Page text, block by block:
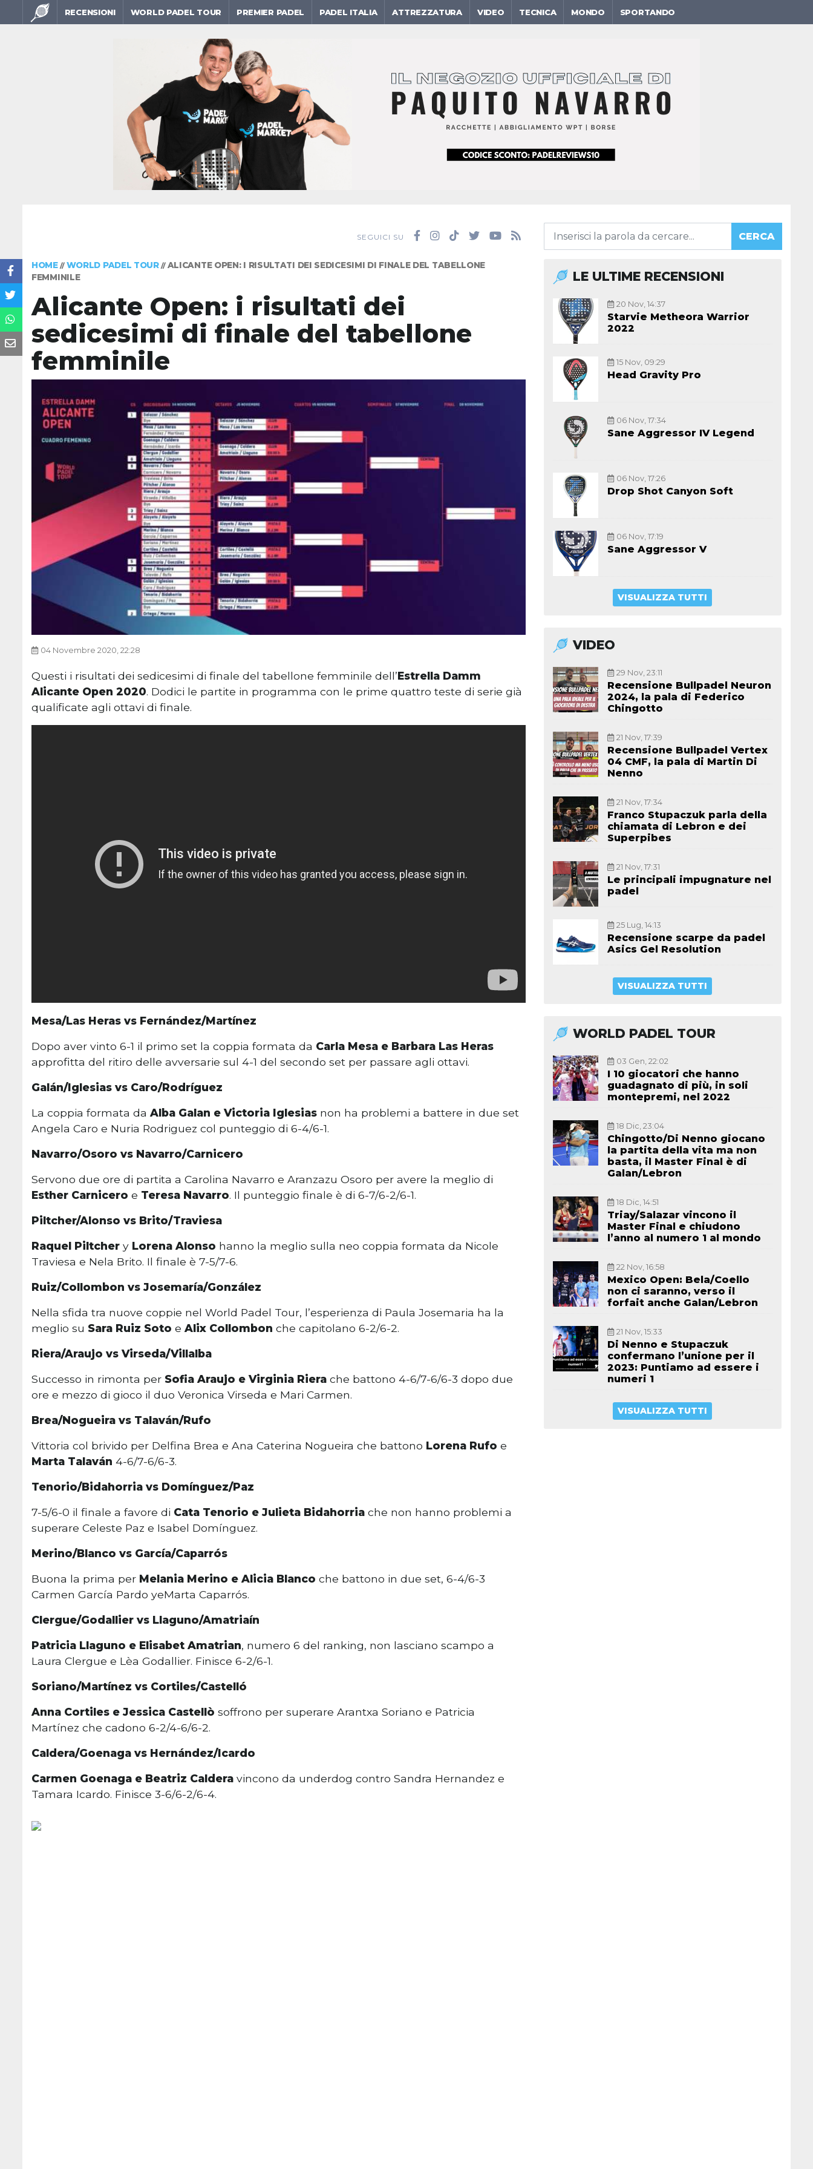
RECENSIONI WORLD PADEL TOUR PREMIER PADEL PADEL ITALIA ATTREZZATURA VIDEO TECNICA MONDO SPORTANDO
SEGUICI SU CERCA
HOME// WORLD PADEL TOUR// ALICANTE OPEN: I RISULTATI DEI SEDICESIMI DI FINALE DEL TABELLONE
FEMMINILE
Alicante Open: i risultati dei
sedicesimi di finale del tabellone
femminile
04 Novembre 2020, 22:28
Questi i risultati dei sedicesimi di finale del tabellone femminile dell’Estrella Damm
Alicante Open 2020. Dodici le partite in programma con le prime quattro teste di serie già
qualificate agli ottavi di finale.
Mesa/Las Heras vs Fernández/Martínez
Dopo aver vinto 6-1 il primo set la coppia formata da Carla Mesa e Barbara Las Heras
approfitta del ritiro delle avversarie sul 4-1 del secondo set per passare agli ottavi.
Galán/Iglesias vs Caro/Rodríguez
La coppia formata da Alba Galan e Victoria Iglesias non ha problemi a battere in due set
Angela Caro e Nuria Rodriguez col punteggio di 6-4/6-1.
Navarro/Osoro vs Navarro/Carnicero
Servono due ore di partita a Carolina Navarro e Aranzazu Osoro per avere la meglio di
Esther Carnicero e Teresa Navarro. Il punteggio finale è di 6-7/6-2/6-1.
Piltcher/Alonso vs Brito/Traviesa
Raquel Piltcher y Lorena Alonso hanno la meglio sulla neo coppia formata da Nicole
Traviesa e Nela Brito. Il finale è 7-5/7-6.
Ruiz/Collombon vs Josemaría/González
Nella sfida tra nuove coppie nel World Padel Tour, l’esperienza di Paula Josemaria ha la
meglio su Sara Ruiz Soto e Alix Collombon che capitolano 6-2/6-2.
Riera/Araujo vs Virseda/Villalba
Successo in rimonta per Sofia Araujo e Virginia Riera che battono 4-6/7-6/6-3 dopo due
ore e mezzo di gioco il duo Veronica Virseda e Mari Carmen.
Brea/Nogueira vs Talaván/Rufo
Vittoria col brivido per Delfina Brea e Ana Caterina Nogueira che battono Lorena Rufo e
Marta Talaván 4-6/7-6/6-3.
Tenorio/Bidahorria vs Domínguez/Paz
7-5/6-0 il finale a favore di Cata Tenorio e Julieta Bidahorria che non hanno problemi a
superare Celeste Paz e Isabel Domínguez.
Merino/Blanco vs García/Caparrós
Buona la prima per Melania Merino e Alicia Blanco che battono in due set, 6-4/6-3
Carmen García Pardo yeMarta Caparrós.
Clergue/Godallier vs Llaguno/Amatriaín
Patricia Llaguno e Elisabet Amatrian, numero 6 del ranking, non lasciano scampo a
Laura Clergue e Lèa Godallier. Finisce 6-2/6-1.
Soriano/Martínez vs Cortiles/Castelló
Anna Cortiles e Jessica Castellò soffrono per superare Arantxa Soriano e Patricia
Martínez che cadono 6-2/4-6/6-2.
Caldera/Goenaga vs Hernández/Icardo
Carmen Goenaga e Beatriz Caldera vincono da underdog contro Sandra Hernandez e
Tamara Icardo. Finisce 3-6/6-2/6-4.
LE ULTIME RECENSIONI
20 Nov, 14:37
Starvie Metheora Warrior
2022
15 Nov, 09:29
Head Gravity Pro
06 Nov, 17:34
Sane Aggressor IV Legend
06 Nov, 17:26
Drop Shot Canyon Soft
06 Nov, 17:19
Sane Aggressor V
VISUALIZZA TUTTI
VIDEO
29 Nov, 23:11
Recensione Bullpadel Neuron
2024, la pala di Federico
Chingotto
21 Nov, 17:39
Recensione Bullpadel Vertex
04 CMF, la pala di Martin Di
Nenno
21 Nov, 17:34
Franco Stupaczuk parla della
chiamata di Lebron e dei
Superpibes
21 Nov, 17:31
Le principali impugnature nel
padel
25 Lug, 14:13
Recensione scarpe da padel
Asics Gel Resolution
VISUALIZZA TUTTI
WORLD PADEL TOUR
03 Gen, 22:02
I 10 giocatori che hanno
guadagnato di più, in soli
montepremi, nel 2022
18 Dic, 23:04
Chingotto/Di Nenno giocano
la partita della vita ma non
basta, il Master Final è di
Galan/Lebron
18 Dic, 14:51
Triay/Salazar vincono il
Master Final e chiudono
l’anno al numero 1 al mondo
22 Nov, 16:58
Mexico Open: Bela/Coello
non ci saranno, verso il
forfait anche Galan/Lebron
21 Nov, 15:33
Di Nenno e Stupaczuk
confermano l’unione per il
2023: Puntiamo ad essere i
numeri 1
VISUALIZZA TUTTI